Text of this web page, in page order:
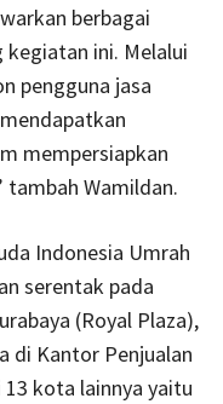
berbagai
kegiatan ini. Melalui
pengguna jasa
mempersiapkan
tambah Wamildan.
Indonesia Umrah
serentak pada
(Royal Plaza),
di Kantor Penjualan
kota lainnya yaitu